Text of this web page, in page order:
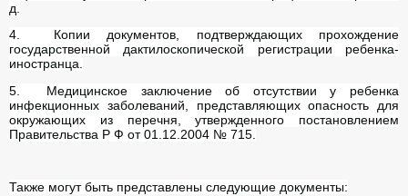
д.
4. Копии документов, подтверждающих прохождение
государственной дактилоскопической регистрации ребенка-
иностранца.
5. Медицинское заключение об отсутствии у ребенка
инфекционных заболеваний, представляющих опасность для
окружающих из перечня, утвержденного постановлением
Правительства Р Ф от 01.12.2004 № 715.
Также могут быть представлены следующие документы: